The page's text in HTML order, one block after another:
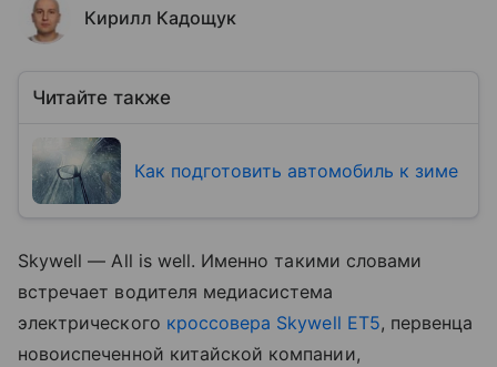
Кирилл Кадощук
Читайте также
Как подготовить автомобиль к зиме
Skywell — All is well. Именно такими словами
встречает водителя медиасистема
электрического кроссовера Skywell ET5, первенца
новоиспеченной китайской компании,